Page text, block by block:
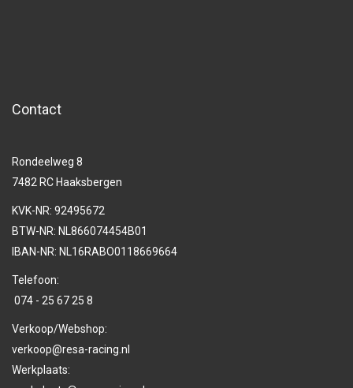
Contact
Rondeelweg 8
7482 RC Haaksbergen
KVK-NR: 92495672
BTW-NR: NL866074454B01
IBAN-NR: NL16RABO0118669664
Telefoon:
074 - 25 67 25 8
Verkoop/Webshop:
verkoop@resa-racing.nl
Werkplaats: